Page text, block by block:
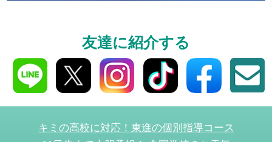
高3生・高2生・高1生対
資料請求・イベン
ら！
友達に紹介する
キミの高校に対応！東進の個別指導コース